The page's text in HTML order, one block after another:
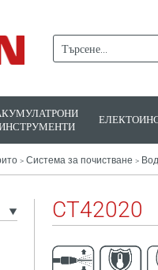
> Система за почистване >
CT42020